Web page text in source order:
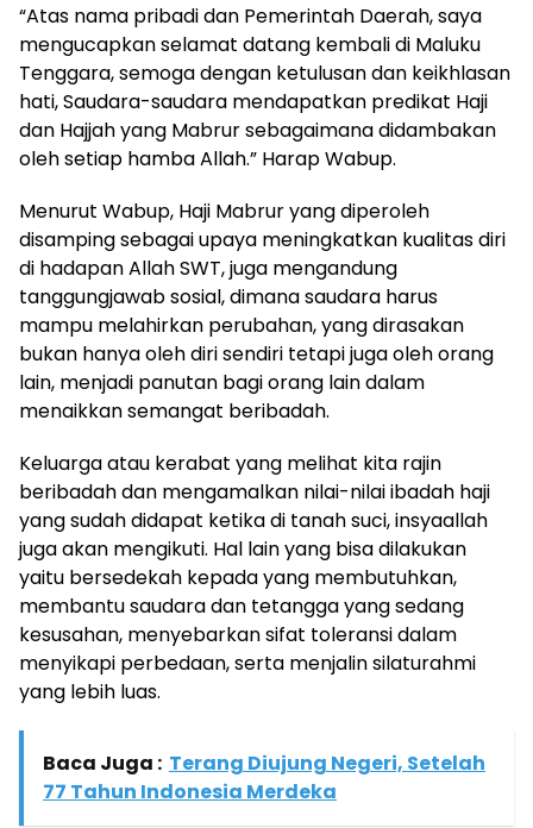
“Atas nama pribadi dan Pemerintah Daerah, saya
mengucapkan selamat datang kembali di Maluku
Tenggara, semoga dengan ketulusan dan keikhlasan
hati, Saudara-saudara mendapatkan predikat Haji
dan Hajjah yang Mabrur sebagaimana didambakan
oleh setiap hamba Allah.” Harap Wabup.
Menurut Wabup, Haji Mabrur yang diperoleh
disamping sebagai upaya meningkatkan kualitas diri
di hadapan Allah SWT, juga mengandung
tanggungjawab sosial, dimana saudara harus
mampu melahirkan perubahan, yang dirasakan
bukan hanya oleh diri sendiri tetapi juga oleh orang
lain, menjadi panutan bagi orang lain dalam
menaikkan semangat beribadah.
Keluarga atau kerabat yang melihat kita rajin
beribadah dan mengamalkan nilai-nilai ibadah haji
yang sudah didapat ketika di tanah suci, insyaallah
juga akan mengikuti. Hal lain yang bisa dilakukan
yaitu bersedekah kepada yang membutuhkan,
membantu saudara dan tetangga yang sedang
kesusahan, menyebarkan sifat toleransi dalam
menyikapi perbedaan, serta menjalin silaturahmi
yang lebih luas.
Baca Juga : Terang Diujung Negeri, Setelah
77 Tahun Indonesia Merdeka